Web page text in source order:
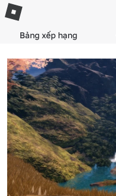
Bảng xếp hạng